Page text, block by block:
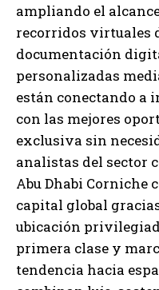
ampliando el
recorridos virtuales
documentación
personalizadas
están conectando a
con las mejores
exclusiva sin
analistas del sector
Abu Dhabi Corniche
capital global
ubicación
primera clase y
tendencia hacia